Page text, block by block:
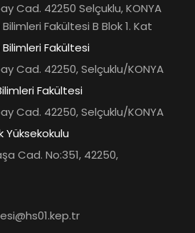
Cad. 42250 Selçuklu, KONYA
Fakültesi B Blok 1. Kat
Fakültesi
Cad. 42250, Selçuklu/KONYA
Fakültesi
Cad. 42250, Selçuklu/KONYA
Yüksekokulu
Cad. No:351, 42250,